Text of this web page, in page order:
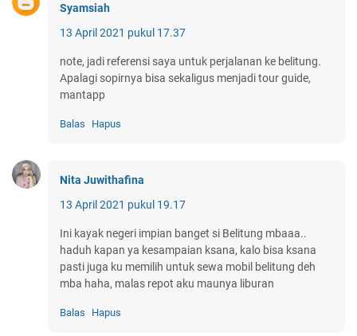
Syamsiah
13 April 2021 pukul 17.37
note, jadi referensi saya untuk perjalanan ke belitung.
Apalagi sopirnya bisa sekaligus menjadi tour guide,
mantapp
Balas Hapus
Nita Juwithafina
13 April 2021 pukul 19.17
Ini kayak negeri impian banget si Belitung mbaaa..
haduh kapan ya kesampaian ksana, kalo bisa ksana
pasti juga ku memilih untuk sewa mobil belitung deh
mba haha, malas repot aku maunya liburan
Balas Hapus